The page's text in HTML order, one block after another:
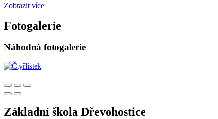
Zobrazit více
Fotogalerie
Náhodná fotogalerie
Základní škola Dřevohostice